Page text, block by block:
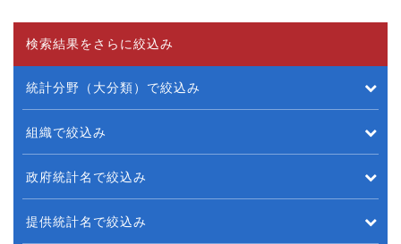
検索結果をさらに絞込み
統計分野（大分類）で絞込み
組織で絞込み
政府統計名で絞込み
提供統計名で絞込み